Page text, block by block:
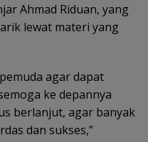
Ahmad Riduan, yang
lewat materi yang
agar dapat
ke depannya
berlanjut, agar banyak
dan sukses,”